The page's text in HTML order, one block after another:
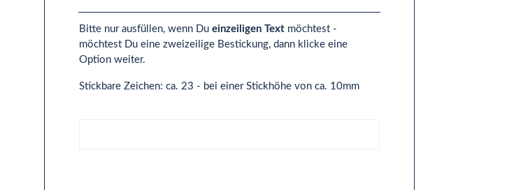
Bitte nur ausfüllen, wenn Du einzeiligen Text möchtest -
möchtest Du eine zweizeilige Bestickung, dann klicke eine
Option weiter.
Stickbare Zeichen: ca. 23 - bei einer Stickhöhe von ca. 10mm